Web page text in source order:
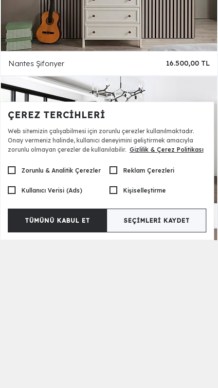
Nantes Şifonyer 16.500,00 TL
Bianca Genç Odası - 3 Kapılı 52.800,00 TL
ÇEREZ TERCIHLERI
Web sitemizin çalışabilmesi için zorunlu çerezler kullanılmaktadır.
Onay vermeniz halinde, kullanıcı deneyimini geliştirmek amacıyla
zorunlu olmayan çerezler de kullanılabilir. Gizlilik & Çerez Politikası
Zorunlu & Analitik Çerezler Reklam Çerezleri
Kullanıcı Verisi (Ads) Kişiselleştirme
TÜMÜNÜ KABUL ET SEÇIMLERI KAYDET